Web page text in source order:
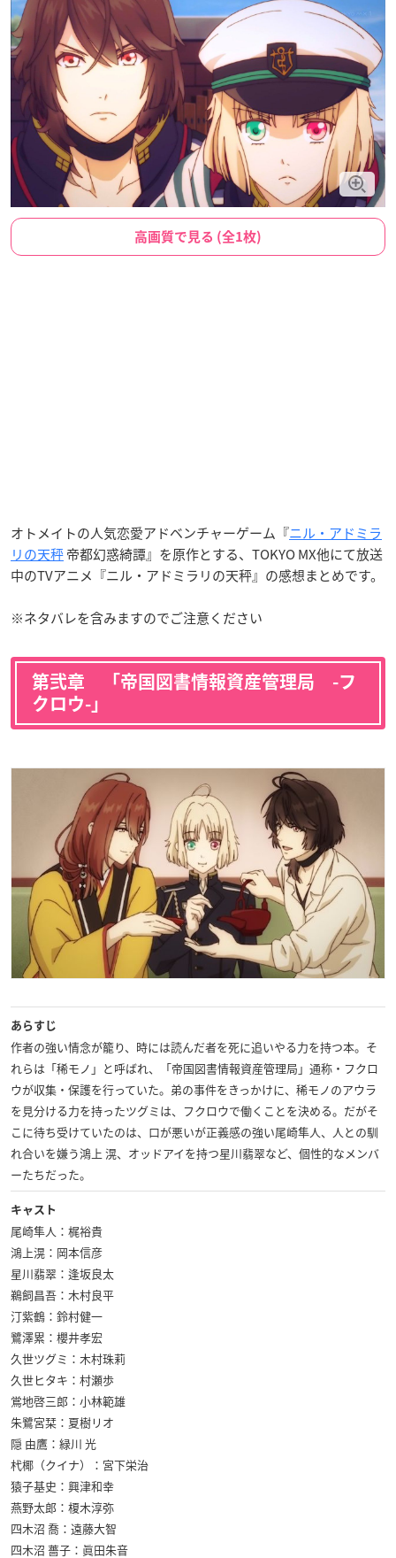
高画質で見る (全1枚)
オトメイトの人気恋愛アドベンチャーゲーム『ニル・アドミラ
リの天秤帝都幻惑綺譚』を原作とする、TOKYO MX他にて放送
中のTVアニメ『ニル・アドミラリの天秤』の感想まとめです。
※ネタバレを含みますのでご注意ください
第弐章 「帝国図書情報資産管理局 -フ
クロウ-」
あらすじ
作者の強い情念が籠り、時には読んだ者を死に追いやる力を持つ本。そ
れらは「稀モノ」と呼ばれ、「帝国図書情報資産管理局」通称・フクロ
ウが収集・保護を行っていた。弟の事件をきっかけに、稀モノのアウラ
を見分ける力を持ったツグミは、フクロウで働くことを決める。だがそ
こに待ち受けていたのは、口が悪いが正義感の強い尾崎隼人、人との馴
れ合いを嫌う鴻上 滉、オッドアイを持つ星川翡翠など、個性的なメンバ
ーたちだった。
キャスト
尾崎隼人：梶裕貴
鴻上滉：岡本信彦
星川翡翠：逢坂良太
鵜飼昌吾：木村良平
汀紫鶴：鈴村健一
鷺澤累：櫻井孝宏
久世ツグミ：木村珠莉
久世ヒタキ：村瀬歩
鴬地啓三郎：小林範雄
朱鷺宮栞：夏樹リオ
隠 由鷹：緑川 光
杙椰（クイナ）：宮下栄治
猿子基史：興津和幸
燕野太郎：榎木淳弥
四木沼 喬：遠藤大智
四木沼 薔子：眞田朱音